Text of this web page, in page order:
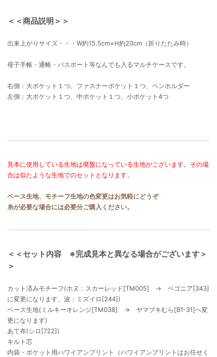
＜＜商品説明＞＞
出来上がりサイズ・・・W約15.5cm×H約20cm（折りたたみ時）
母子手帳・通帳・パスポート等なんでも入るマルチケースです。
右側：大ポケット１つ、ファスナーポケット１つ、ペンホルダー
左側：大ポケット１つ、中ポケット１つ、小ポケット4つ
見本に使用している生地は廃盤になっている生地がございます。その場
合は似たような生地でのセットとなります。
ベース生地、モチーフ生地の色変更はお気軽にどうぞ
糸が必要な場合には必要分ご購入ください。
＜＜セット内容 ※完成見本と異なる場合がございます＞
＞
カット済みモチーフ(ホヌ：スカーレッド[TM005] → ベゴニア[343]
に変更になります、波：ミズイロ[244])
ベース生地(ミルキーオレンジ[TM038] → ヤマブキむら[B1-31]へ変
更になります)
あて布(シロ[722])
キルト芯
内袋・ポケット用ハワイアンプリント（ハワイアンプリントはお任せく